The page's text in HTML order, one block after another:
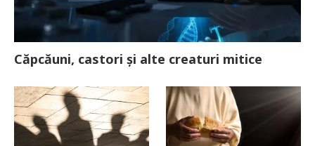
Căpcăuni, castori și alte creaturi mitice